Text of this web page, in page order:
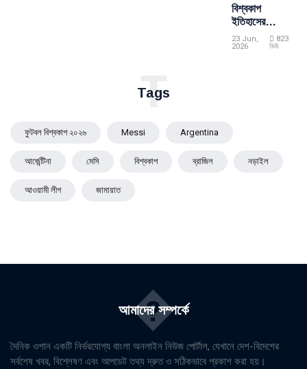
বিশ্বকাপ
ইতিহাসের
সর্বকালের সর্বোচ্চ
গোলদাতার শীর্ষে
23 Jun,
2026
823
ভিউ
Tags
T
ফুটবল বিশ্বকাপ ২০২৬ Messi Argentina
আর্জেন্টিনা মেসি বিশ্বকাপ ব্রাজিল নড়াইল
আওয়ামী লীগ জামায়াত
আমাদের সম্পর্কে
�
দৈনিক ওশান একটি নির্ভরযোগ্য বাংলা অনলাইন নিউজ পোর্টাল, যেখানে দেশ-বিদেশের
সর্বশেষ খবর, বিশ্লেষণ এবং আপডেট তথ্য দ্রুত ও সঠিকভাবে প্রকাশ করা হয়।